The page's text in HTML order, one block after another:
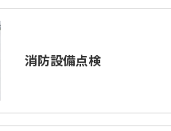
消防設備点検